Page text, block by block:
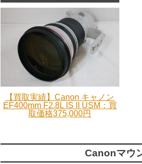
【買取実績】Canon キャノン
EF400mm F2.8L IS II USM：買
取価格375,000円
Canonマウ